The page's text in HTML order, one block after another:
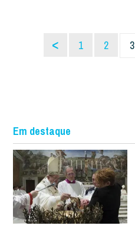
< 1 2 3
Em destaque